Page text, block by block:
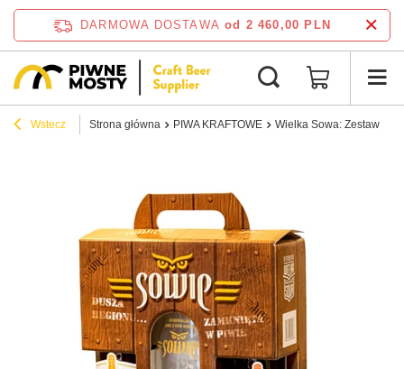
DARMOWA DOSTAWA od 2 460,00 PLN
Wstecz Strona główna PIWA KRAFTOWE Wielka Sowa: Zestaw